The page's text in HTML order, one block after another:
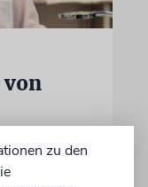
von
Toten Meer
wollen
zu den